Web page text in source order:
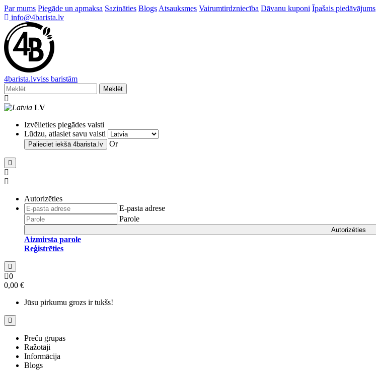
Par mums Piegāde un apmaksa Sazināties Blogs Atsauksmes Vairumtirdzniecība Dāvanu kuponi Īpašais piedāvājums
info@4barista.lv
4barista.lvviss baristām
Meklēt
LV
Izvēlieties piegādes valsti
Lūdzu, atlasiet savu valsti
Palieciet iekšā 4barista.lv Or
Autorizēties
E-pasta adrese
Parole
Autorizēties
Aizmirsta parole
Reģistrēties
0
0,00 €
Jūsu pirkumu grozs ir tukšs!
Preču grupas
Ražotāji
Informācija
Blogs